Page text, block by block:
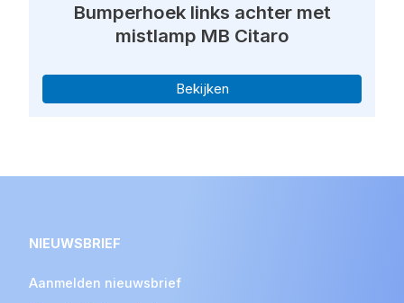
Bumperhoek links achter met
mistlamp MB Citaro
Bekijken
NIEUWSBRIEF
Aanmelden nieuwsbrief